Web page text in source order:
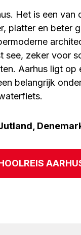
Het is een
platter en
zeker voor
Aarhus ligt op
belangrijk